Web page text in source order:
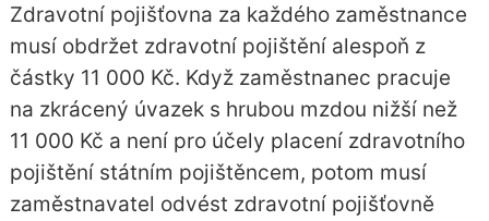
Zdravotní pojišťovna za každého zaměstnance
musí obdržet zdravotní pojištění alespoň z
částky 11 000 Kč. Když zaměstnanec pracuje
na zkrácený úvazek s hrubou mzdou nižší než
11 000 Kč a není pro účely placení zdravotního
pojištění státním pojištěncem, potom musí
zaměstnavatel odvést zdravotní pojišťovně